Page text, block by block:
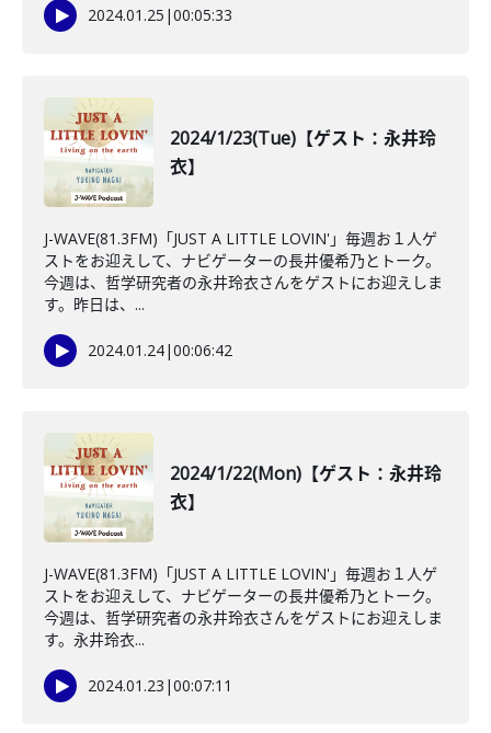
2024.01.25 |00:05:33
2024/1/23(Tue)【ゲスト：永井玲
衣】
J-WAVE(81.3FM)「JUST A LITTLE LOVIN'」毎週お１人ゲ
ストをお迎えして、ナビゲーターの長井優希乃とトーク。
今週は、哲学研究者の永井玲衣さんをゲストにお迎えしま
す。昨日は、...
2024.01.24|00:06:42
2024/1/22(Mon)【ゲスト：永井玲
衣】
J-WAVE(81.3FM)「JUST A LITTLE LOVIN'」毎週お１人ゲ
ストをお迎えして、ナビゲーターの長井優希乃とトーク。
今週は、哲学研究者の永井玲衣さんをゲストにお迎えしま
す。永井玲衣...
2024.01.23 |00:07:11